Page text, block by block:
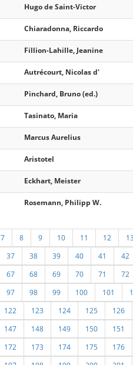
Hugo de Saint-Victor
Chiaradonna, Riccardo
Fillion-Lahille, Jeanine
Autrécourt, Nicolas d'
Pinchard, Bruno (ed.)
Tasinato, Maria
Marcus Aurelius
Aristotel
Eckhart, Meister
Rosemann, Philipp W.
7 8 9 10 11 12 13
37 38 39 40 41 42
67 68 69 70 71 72
97 98 99 100 101
122 123 124 125 126
147 148 149 150 151
172 173 174 175 176